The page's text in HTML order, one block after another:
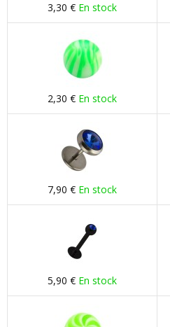
3,30 € En stock
2,30 € En stock
7,90 € En stock
5,90 € En stock